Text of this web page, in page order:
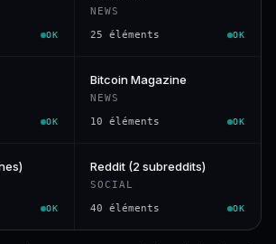
OK
NEWS
25 éléments OK
OK
Bitcoin Magazine
NEWS
10 éléments OK
OK
Reddit (2 subreddits)
SOCIAL
40 éléments OK